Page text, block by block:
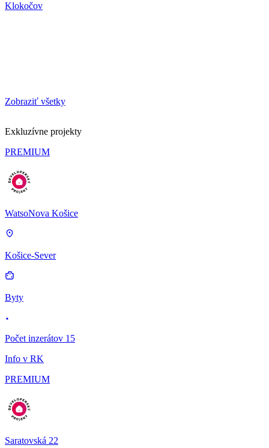
Klokočov
Zobraziť všetky
Exkluzívne projekty
PREMIUM
WatsoNova Košice
Košice-Sever
Byty
Počet inzerátov 15
Info v RK
PREMIUM
Saratovská 22